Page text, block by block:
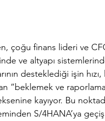
çoğu finans lideri ve
ve altyapı
desteklediği işin
“beklemek ve
kayıyor. Bu
S/4HANA’ya